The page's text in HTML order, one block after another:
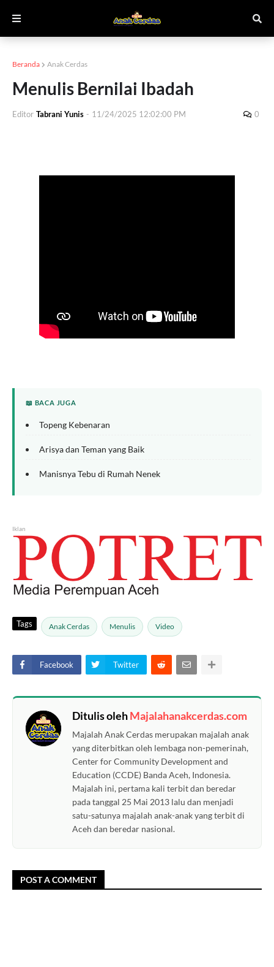
Beranda Anak Cerdas
Menulis Bernilai Ibadah
Editor Tabrani Yunis - 11/24/2025 12:02:00 PM 0
📖 BACA JUGA
Topeng Kebenaran
Arisya dan Teman yang Baik
Manisnya Tebu di Rumah Nenek
Iklan
Tags Anak Cerdas Menulis Video
Facebook Twitter
Ditulis olehMajalahanakcerdas.com
Majalah Anak Cerdas merupakan majalah anak
yang diterbitkan oleh lembaga non-pemerinah,
Center for Community Development and
Education (CCDE) Banda Aceh, Indonesia.
Majalah ini, pertama kali terbit dan beredar
pada tanggal 25 Mai 2013 lalu dan menjadi
satu-satunya majalah anak-anak yang terbit di
Aceh dan beredar nasional.
POST A COMMENT